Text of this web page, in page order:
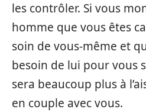
les contrôler. Si vous
homme que vous êtes
soin de vous-même et
besoin de lui pour vous
sera beaucoup plus à
en couple avec vous.